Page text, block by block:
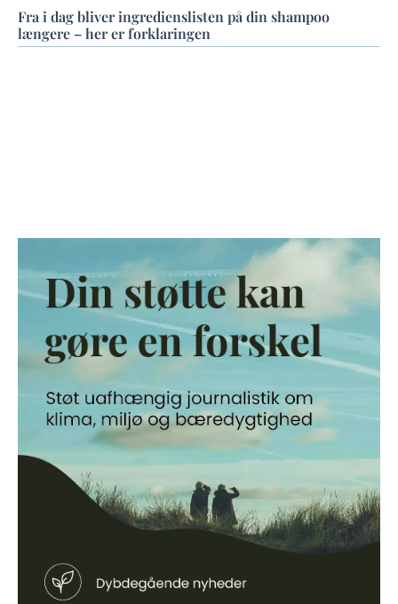
Fra i dag bliver ingredienslisten på din shampoo
længere – her er forklaringen